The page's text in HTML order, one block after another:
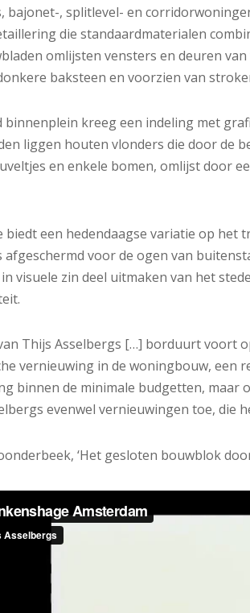
bajonet-, splitlevel- en
die standaardmaterialen
omlijsten vensters en deuren
baksteen en voorzien van
binnenplein kreeg een indeling met
liggen houten vlonders die door de
en enkele bomen, omlijst door
biedt een hedendaagse variatie op
afgeschermd voor de ogen van
visuele zin deel uitmaken van het
Thijs Asselbergs […] borduurt voort
vernieuwing in de woningbouw, een
binnen de minimale budgetten,
evenwel vernieuwingen toe, die
‘Het gesloten bouwblok